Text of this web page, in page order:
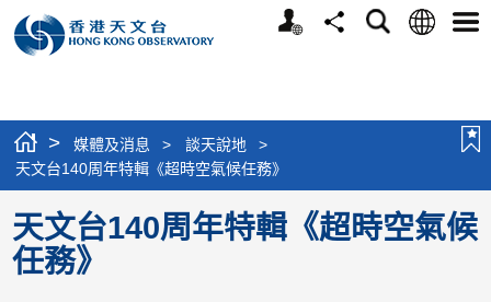
個
分
搜
語
選
> 媒體及消息 > 談天說地
>
天文台140周年特輯《超時空氣候任務》
天文台140周年特輯《超時空氣候
任務》